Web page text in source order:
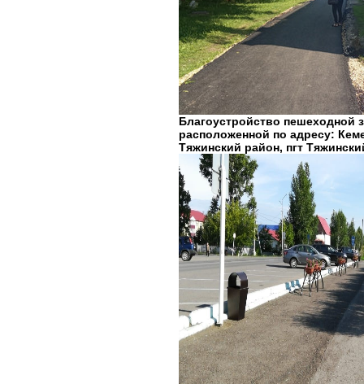
Благоустройство пешеходной
расположенной по адресу:
Тяжинский район, пгт